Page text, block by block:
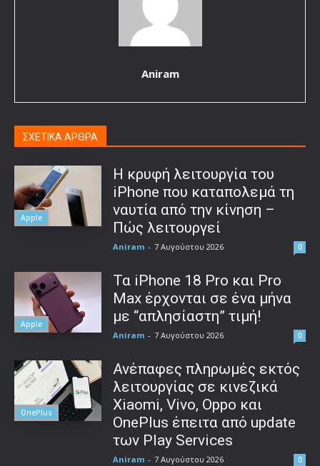
Aniram
ΣΧΕΤΙΚΑ ΑΡΘΡΑ
Apple
Η κρυφή λειτουργία του
iPhone που καταπολεμά τη
ναυτία από την κίνηση –
Πώς λειτουργεί
Aniram - 7 Αυγούστου 2026 0
Apple
Τα iPhone 18 Pro και Pro
Max έρχονται σε ένα μήνα
με “απλησίαστη” τιμή!
Aniram - 7 Αυγούστου 2026 0
OnePlus
Ανέπαφες πληρωμές εκτός
λειτουργίας σε κινεζικά
Xiaomi, Vivo, Oppo και
OnePlus έπειτα από update
των Play Services
Aniram - 7 Αυγούστου 2026 0